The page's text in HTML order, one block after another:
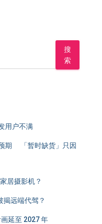
搜
索
用户不满
期 「暂时缺货」只因
居摄影机？
揭远端代驾？
延至 2027 年